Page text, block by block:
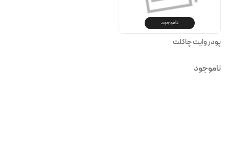
ناموجود
پودر وایت چاکلت
ناموجود